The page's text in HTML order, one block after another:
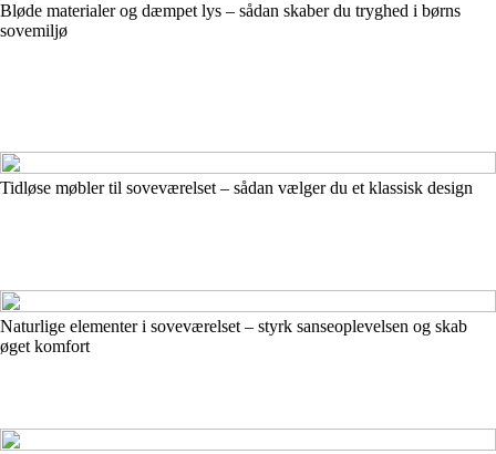
Bløde materialer og dæmpet lys – sådan skaber du tryghed i børns
sovemiljø
Tidløse møbler til soveværelset – sådan vælger du et klassisk design
Naturlige elementer i soveværelset – styrk sanseoplevelsen og skab
øget komfort